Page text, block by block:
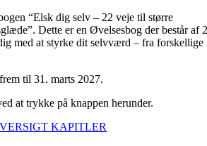
“Elsk dig selv – 22 veje til større
Dette er en Øvelsesbog der består af
med at styrke dit selvværd – fra forskellige
til 31. marts 2027.
at trykke på knappen herunder.
KAPITLER